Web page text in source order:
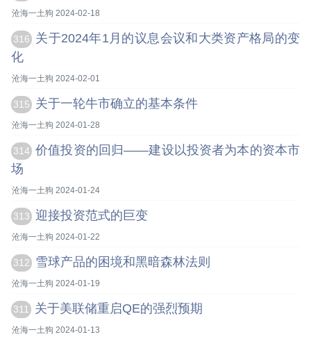
沧海一土狗 2024-02-18
316
关于2024年1月的议息会议和大类资产格局的变
化
沧海一土狗 2024-02-01
315 关于一轮牛市确立的基本条件
沧海一土狗 2024-01-28
314 价值投资的回归——建设以投资者为本的资本市
场
沧海一土狗 2024-01-24
313 迎接投资范式的巨变
沧海一土狗 2024-01-22
312 雪球产品的困境和黑暗森林法则
沧海一土狗 2024-01-19
311 关于美联储重启QE的强烈预期
沧海一土狗 2024-01-13